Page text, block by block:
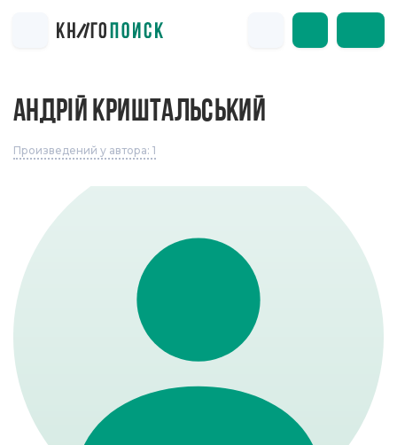
АНДРІЙ КРИШТАЛЬСЬКИЙ
Произведений у автора: 1